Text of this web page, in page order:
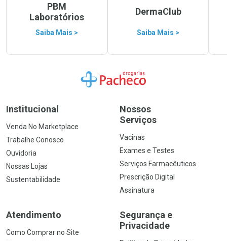
PBM
Laboratórios
Saiba Mais >
DermaClub
Saiba Mais >
Ir para a Home
Institucional
Venda No Marketplace
Trabalhe Conosco
Ouvidoria
Nossas Lojas
Sustentabilidade
Nossos
Serviços
Vacinas
Exames e Testes
Serviços Farmacêuticos
Prescrição Digital
Assinatura
Atendimento
Como Comprar no Site
Segurança e
Privacidade